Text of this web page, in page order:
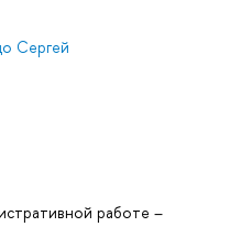
Сергей
работе –